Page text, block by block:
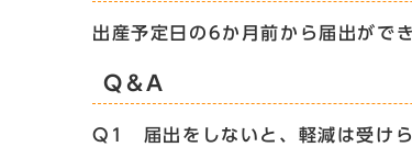
出産予定日の6か月前から届出ができ
Q＆A
Q1 届出をしないと、軽減は受けら